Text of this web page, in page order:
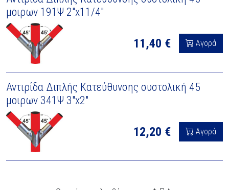
μοιρων 191Ψ 2"x11/4"
11,40 € Αγορά
Αντιρίδα Διπλής Κατεύθυνσης συστολική 45
μοιρων 341Ψ 3"x2"
12,20 € Αγορά